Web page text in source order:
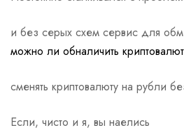
и без серых схем сервис для
можно ли обналичить
сменять криптовалюту на рубли
Если, чисто и я, вы наелись